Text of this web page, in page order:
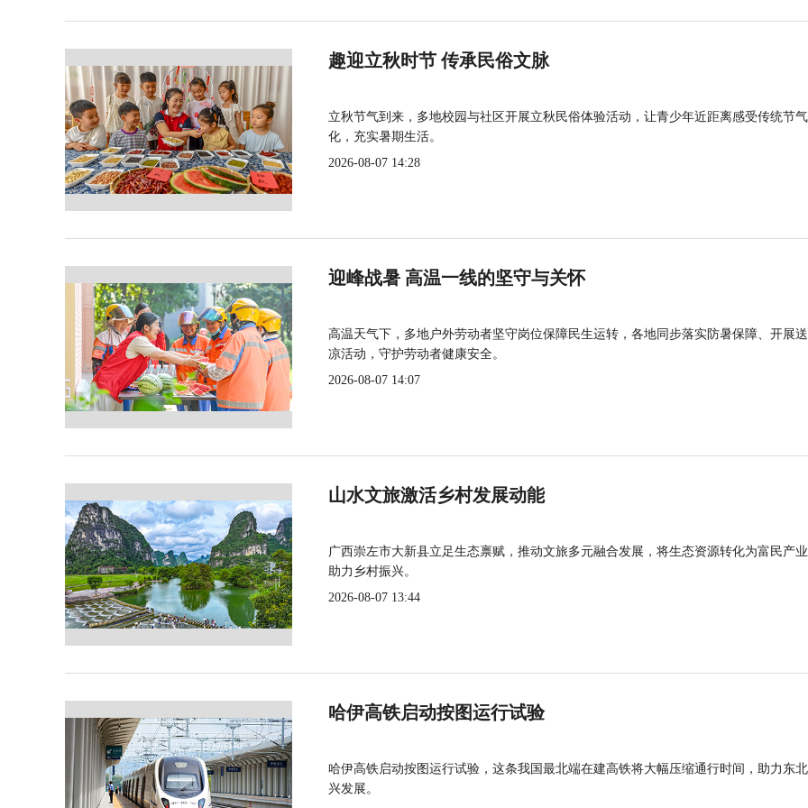
趣迎立秋时节 传承民俗文脉
立秋节气到来，多地校园与社区开展立秋民俗体验活动，让青少年近距离感受传统节
化，充实暑期生活。
2026-08-07 14:28
迎峰战暑 高温一线的坚守与关怀
高温天气下，多地户外劳动者坚守岗位保障民生运转，各地同步落实防暑保障、开展
凉活动，守护劳动者健康安全。
2026-08-07 14:07
山水文旅激活乡村发展动能
广西崇左市大新县立足生态禀赋，推动文旅多元融合发展，将生态资源转化为富民产
助力乡村振兴。
2026-08-07 13:44
哈伊高铁启动按图运行试验
哈伊高铁启动按图运行试验，这条我国最北端在建高铁将大幅压缩通行时间，助力东
兴发展。